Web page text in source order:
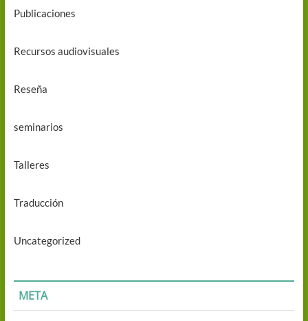
Publicaciones
Recursos audiovisuales
Reseña
seminarios
Talleres
Traducción
Uncategorized
META